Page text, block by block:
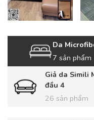
Da
7 sản phẩm
Giả da Simili
đầu 4
26 sản phẩm